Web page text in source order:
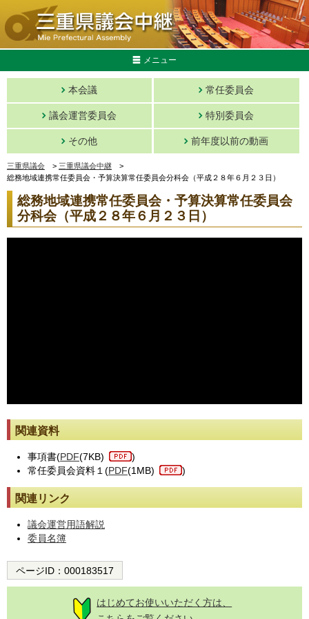
メニュー
本会議 常任委員会
議会運営委員会 特別委員会
その他 前年度以前の動画
三重県議会 > 三重県議会中継 >
総務地域連携常任委員会・予算決算常任委員会分科会（平成２８年６月２３日）
総務地域連携常任委員会・予算決算常任委員会
分科会（平成２８年６月２３日）
関連資料
事項書(PDF(7KB)
)
常任委員会資料１(PDF(1MB) )
関連リンク
議会運営用語解説
委員名簿
ページID： 000183517
はじめてお使いいただく方は、